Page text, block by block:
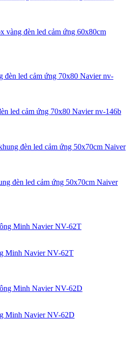
vàng đèn led cảm ứng 60x80cm
led cảm ứng 70x80 Navier nv-146b
đèn led cảm ứng 50x70cm Naiver
Minh Navier NV-62T
Minh Navier NV-62D